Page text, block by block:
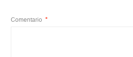
Comentario *